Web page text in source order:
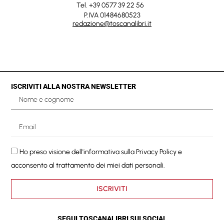
Tel. +39 0577 39 22 56
P.IVA 01484680523
redazione@toscanalibri.it
ISCRIVITI ALLA NOSTRA NEWSLETTER
Ho preso visione dell'informativa sullaPrivacy Policye
acconsento al trattamento dei miei dati personali.
ISCRIVITI
SEGUI TOSCANALIBRI SUI SOCIAL